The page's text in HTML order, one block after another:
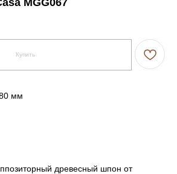
MGG067
Купить
мм
древесный шпон от